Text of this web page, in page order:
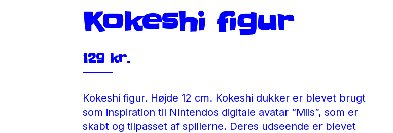
Kokeshi figur
129 kr.
Kokeshi figur. Højde 12 cm. Kokeshi dukker er blevet brugt
som inspiration til Nintendos digitale avatar “Miis”, som er
skabt og tilpasset af spillerne. Deres udseende er blevet